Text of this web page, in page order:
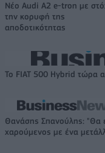
Νέο Audi A2 e-tron με
την κορυφή της
αποδοτικότητας
Το FIAT 500 Hybrid τώρα
Θανάσης Σπανούλης: "Θα
χαρούμενος με ένα